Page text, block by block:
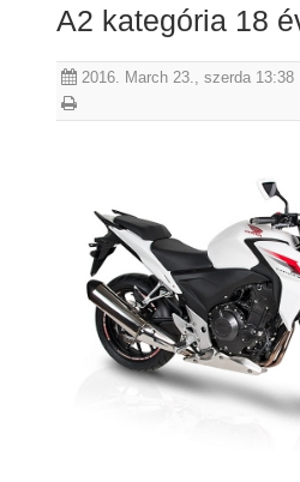
A2 kategória 18
2016. March 23., szerda 13:38